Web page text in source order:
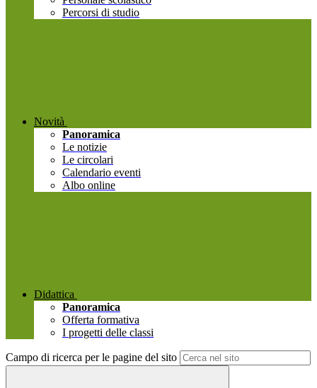
Percorsi di studio
Novità
Panoramica
Le notizie
Le circolari
Calendario eventi
Albo online
Didattica
Panoramica
Offerta formativa
I progetti delle classi
Campo di ricerca per le pagine del sito